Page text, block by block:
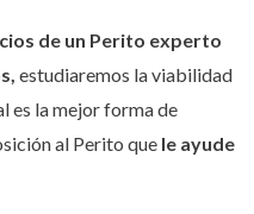
de un Perito experto
estudiaremos la viabilidad
es la mejor forma de
al Perito que le ayude